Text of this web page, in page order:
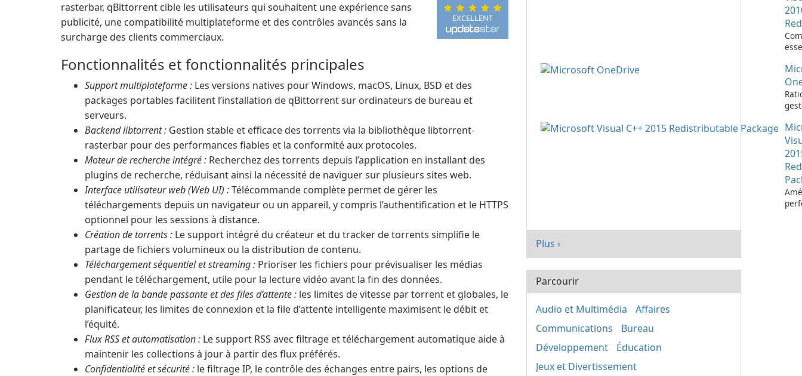
EXCELLENT
rasterbar, qBittorrent cible les utilisateurs qui souhaitent une expérience sans
publicité, une compatibilité multiplateforme et des contrôles avancés sans la
surcharge des clients commerciaux.
Fonctionnalités et fonctionnalités principales
Support multiplateforme : Les versions natives pour Windows, macOS, Linux, BSD et des
packages portables facilitent l’installation de qBittorrent sur ordinateurs de bureau et
serveurs.
Backend libtorrent : Gestion stable et efficace des torrents via la bibliothèque libtorrent-
rasterbar pour des performances fiables et la conformité aux protocoles.
Moteur de recherche intégré : Recherchez des torrents depuis l’application en installant des
plugins de recherche, réduisant ainsi la nécessité de naviguer sur plusieurs sites web.
Interface utilisateur web (Web UI) :Télécommande complète permet de gérer les
téléchargements depuis un navigateur ou un appareil, y compris l’authentification et le HTTPS
optionnel pour les sessions à distance.
Création de torrents : Le support intégré du créateur et du tracker de torrents simplifie le
partage de fichiers volumineux ou la distribution de contenu.
Téléchargement séquentiel et streaming : Prioriser les fichiers pour prévisualiser les médias
pendant le téléchargement, utile pour la lecture vidéo avant la fin des données.
Gestion de la bande passante et des files d’attente : les limites de vitesse par torrent et globales, le
planificateur, les limites de connexion et la file d’attente intelligente maximisent le débit et
l’équité.
Flux RSS et automatisation : Le support RSS avec filtrage et téléchargement automatique aide à
maintenir les collections à jour à partir des flux préférés.
Confidentialité et sécurité : le filtrage IP, le contrôle des échanges entre pairs, les options de
Plus ›
Parcourir
Audio et Multimédia
Affaires
Communications
Bureau
Développement
Éducation
Jeux et Divertissement